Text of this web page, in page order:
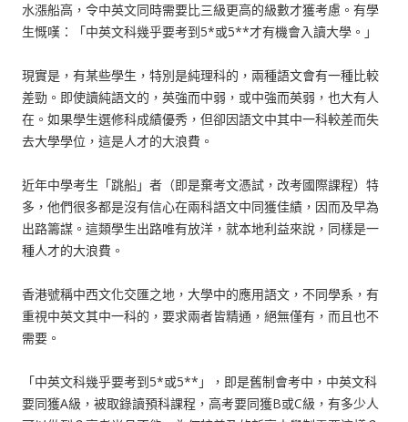
水漲船高，令中英文同時需要比三級更高的級數才獲考慮。有學
生慨嘆：「中英文科幾乎要考到5*或5**才有機會入讀大學。」
現實是，有某些學生，特別是純理科的，兩種語文會有一種比較
差勁。即使讀純語文的，英強而中弱，或中強而英弱，也大有人
在。如果學生選修科成績優秀，但卻因語文中其中一科較差而失
去大學學位，這是人才的大浪費。
近年中學考生「跳船」者（即是棄考文憑試，改考國際課程）特
多，他們很多都是沒有信心在兩科語文中同獲佳績，因而及早為
出路籌謀。這類學生出路唯有放洋，就本地利益來說，同樣是一
種人才的大浪費。
香港號稱中西文化交匯之地，大學中的應用語文，不同學系，有
重視中英文其中一科的，要求兩者皆精通，絕無僅有，而且也不
需要。
「中英文科幾乎要考到5*或5**」，即是舊制會考中，中英文科
要同獲A級，被取錄讀預科課程，高考要同獲B或C級，有多少人